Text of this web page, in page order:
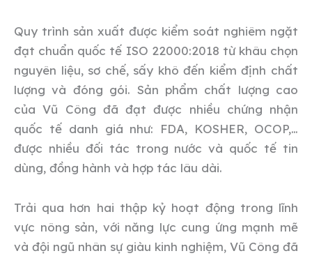
Quy trình sản xuất được kiểm soát nghiêm ngặt
đạt chuẩn quốc tế ISO 22000:2018 từ khâu chọn
nguyên liệu, sơ chế, sấy khô đến kiểm định chất
lượng và đóng gói. Sản phẩm chất lượng cao
của Vũ Công đã đạt được nhiều chứng nhận
quốc tế danh giá như: FDA, KOSHER, OCOP,…
được nhiều đối tác trong nước và quốc tế tin
dùng, đồng hành và hợp tác lâu dài.
Trải qua hơn hai thập kỷ hoạt động trong lĩnh
vực nông sản, với năng lực cung ứng mạnh mẽ
và đội ngũ nhân sự giàu kinh nghiệm, Vũ Công đã